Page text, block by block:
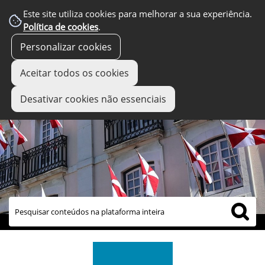
Este site utiliza cookies para melhorar a sua experiência.
Política de cookies.
Personalizar cookies
Aceitar todos os cookies
Desativar cookies não essenciais
links úteis